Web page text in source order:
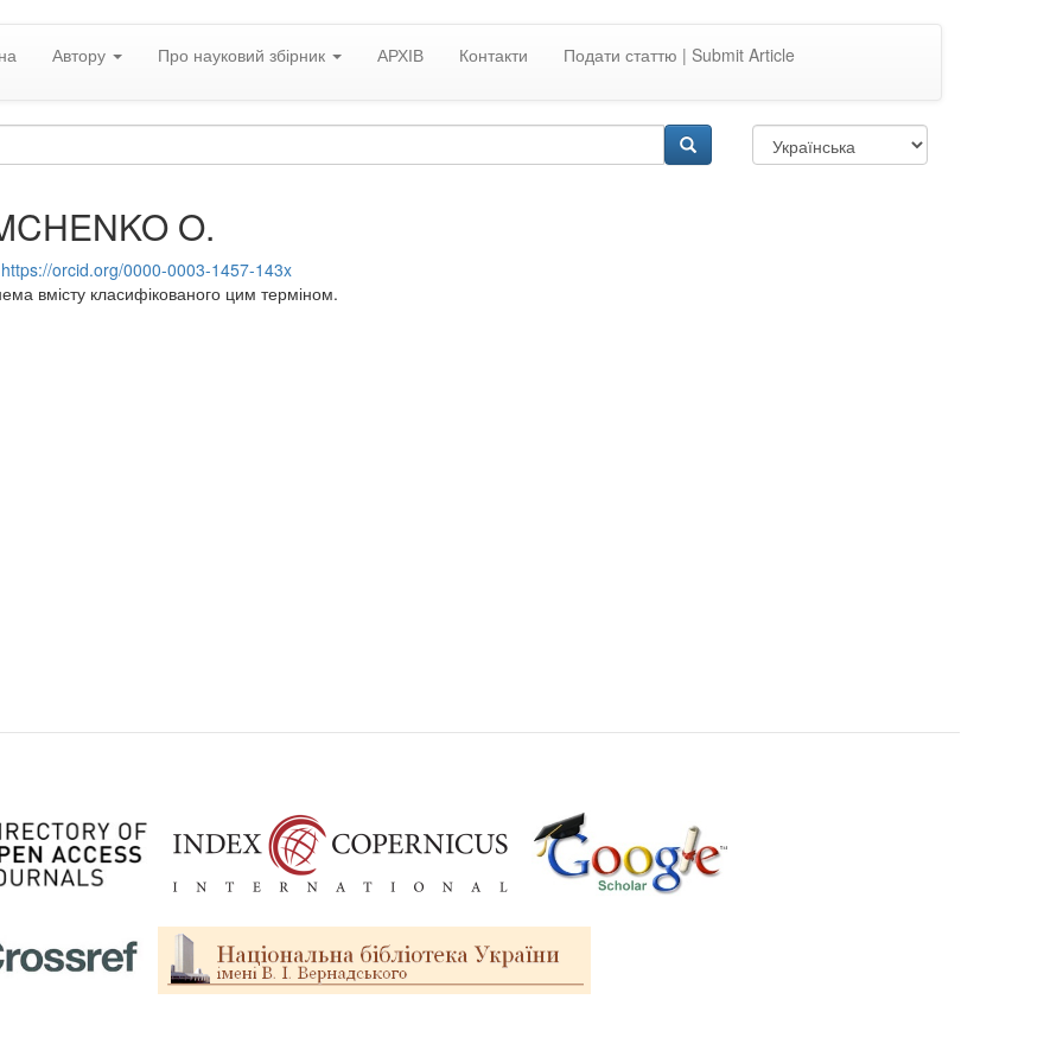
Автору Про науковий збірник АРХІВ Контакти Подати статтю | Submit Article
O.
https://orcid.org/0000-0003-1457-143x
вмісту класифікованого цим терміном.